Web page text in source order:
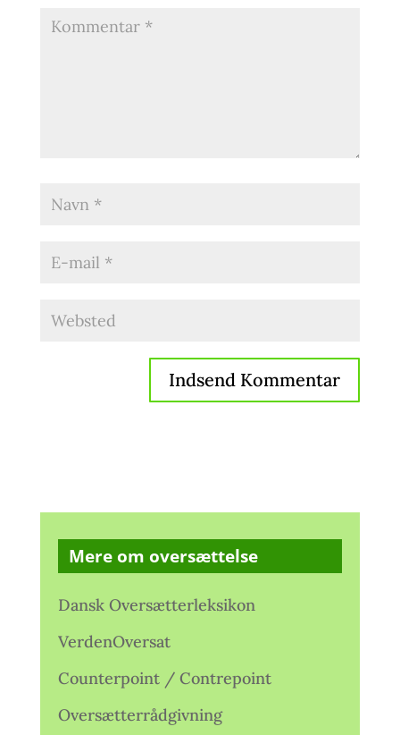
Mere om oversættelse
Dansk Oversætterleksikon
VerdenOversat
Counterpoint / Contrepoint
Oversætterrådgivning